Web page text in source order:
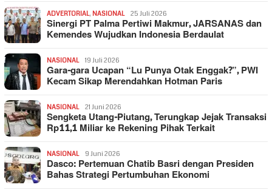
ADVERTORIAL, NASIONAL 25 Juli 2026
Sinergi PT Palma Pertiwi Makmur, JARSANAS dan
Kemendes Wujudkan Indonesia Berdaulat
NASIONAL 19 Juli 2026
Gara-gara Ucapan “Lu Punya Otak Enggak?”, PWI
Kecam Sikap Merendahkan Hotman Paris
NASIONAL 21 Juni 2026
Sengketa Utang-Piutang, Terungkap Jejak Transaksi
Rp11,1 Miliar ke Rekening Pihak Terkait
NASIONAL 9 Juni 2026
Dasco: Pertemuan Chatib Basri dengan Presiden
Bahas Strategi Pertumbuhan Ekonomi